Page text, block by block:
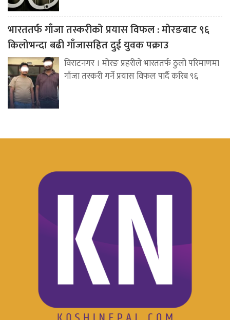
भारततर्फ गाँजा तस्करीको प्रयास विफल : मोरङबाट ९६
किलोभन्दा बढी गाँजासहित दुई युवक पक्राउ
विराटनगर । मोरङ प्रहरीले भारततर्फ ठुलो परिमाणमा
गाँजा तस्करी गर्ने प्रयास विफल पार्दै करिब ९६